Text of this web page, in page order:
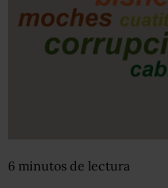
6 minutos de lectura